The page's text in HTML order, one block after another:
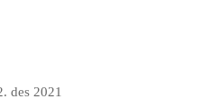
des 2021